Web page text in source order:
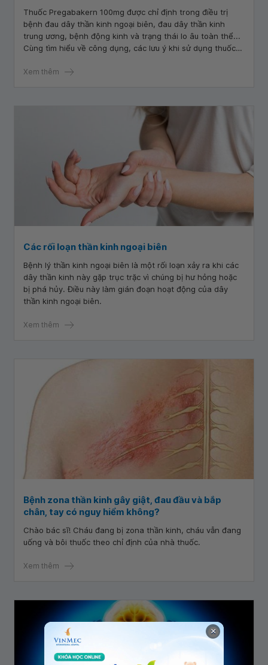
Thuốc Pregabakern 100mg được chỉ định trong điều trị
bệnh đau dây thần kinh ngoại biên, đau dây thần kinh
trung ương, bệnh động kinh và trạng thái lo âu toàn thể...
Cùng tìm hiểu về công dụng, các lưu ý khi sử dụng thuốc
Xem thêm
Các rối loạn thần kinh ngoại biên
Bệnh lý thần kinh ngoại biên là một rối loạn xảy ra khi các
dây thần kinh này gặp trục trặc vì chúng bị hư hỏng hoặc
bị phá hủy. Điều này làm gián đoạn hoạt động của dây
thần kinh ngoại biên.
Xem thêm
Bệnh zona thần kinh gây giật, đau đầu và bắp
chân, tay có nguy hiểm không?
Chào bác sĩ! Cháu đang bị zona thần kinh, cháu vẫn đang
uống và bôi thuốc theo chỉ định của nhà thuốc.
Xem thêm
×